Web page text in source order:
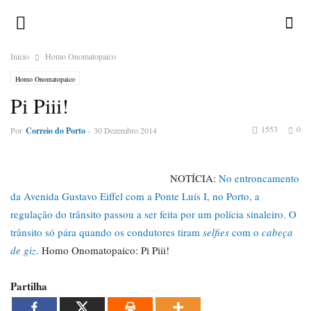
Inicio Homo Onomatopaico
Homo Onomatopaico
Pi Piii!
Por Correio do Porto- 30 Dezembro 2014 0
1553
NOTÍCIA: No entroncamento
da Avenida Gustavo Eiffel com a Ponte Luís I, no Porto, a
regulação do trânsito passou a ser feita por um polícia sinaleiro. O
trânsito só pára quando os condutores tiram selfies com o cabeça
de giz. Homo Onomatopaico: Pi Piii!
Partilha